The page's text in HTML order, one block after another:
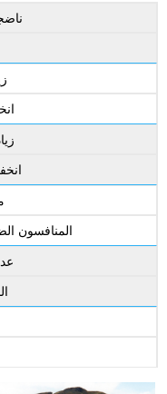
المنافسون